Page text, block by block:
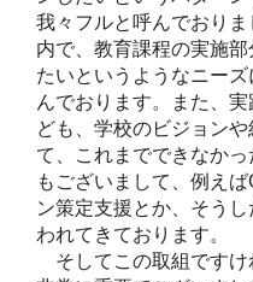
我々フルと呼んでおり
内で、教育課程の実施
たいというようなニー
んでおります。また、
ども、学校のビジョン
て、これまでできなか
もございまして、例え
ン策定支援とか、そう
われてきております。
そしてこの取組ですけ